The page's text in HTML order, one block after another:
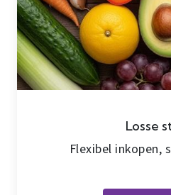
Losse
Flexibel inkopen,